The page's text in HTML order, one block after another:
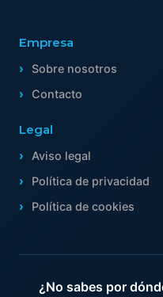
Empresa
Sobre nosotros
Contacto
Legal
Aviso legal
Política de privacidad
Política de cookies
¿No sabes por